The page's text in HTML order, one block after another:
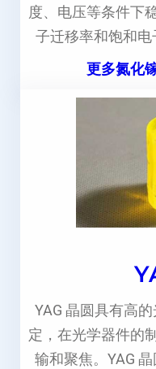
度、电压等条件下
子迁移率和饱和电
更多氮化
YAG 晶圆具有高
定，在光学器件的
输和聚焦。YAG